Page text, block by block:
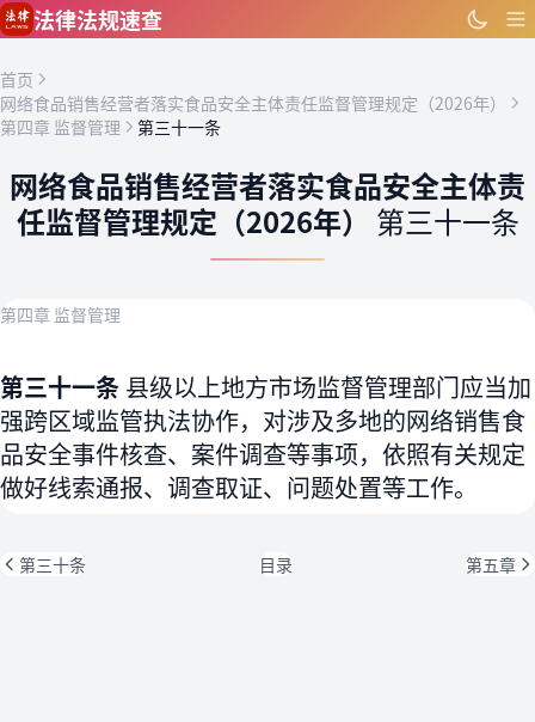
跳到主要内容
法律法规速查
首页
网络食品销售经营者落实食品安全主体责任监督管理规定（2026年）
第四章 监督管理
第三十一条
网络食品销售经营者落实食品安全主体责
任监督管理规定（2026年） 第三十一条
第四章 监督管理
第三十一条 县级以上地方市场监督管理部门应当加
强跨区域监管执法协作，对涉及多地的网络销售食
品安全事件核查、案件调查等事项，依照有关规定
做好线索通报、调查取证、问题处置等工作。
第三十条 目录 第五章